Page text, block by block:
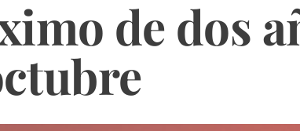
de dos